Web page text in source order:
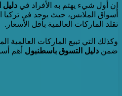
إن أول شيء يهتم به الأفراد في
أسواق الملابس، حيث يوجد في تركيا
تقلد الماركات العالمية بأقل الأسعار.
وكذلك التي تبيع الماركات العالمية
ضمن دليل التسوق باسطنبول أهم